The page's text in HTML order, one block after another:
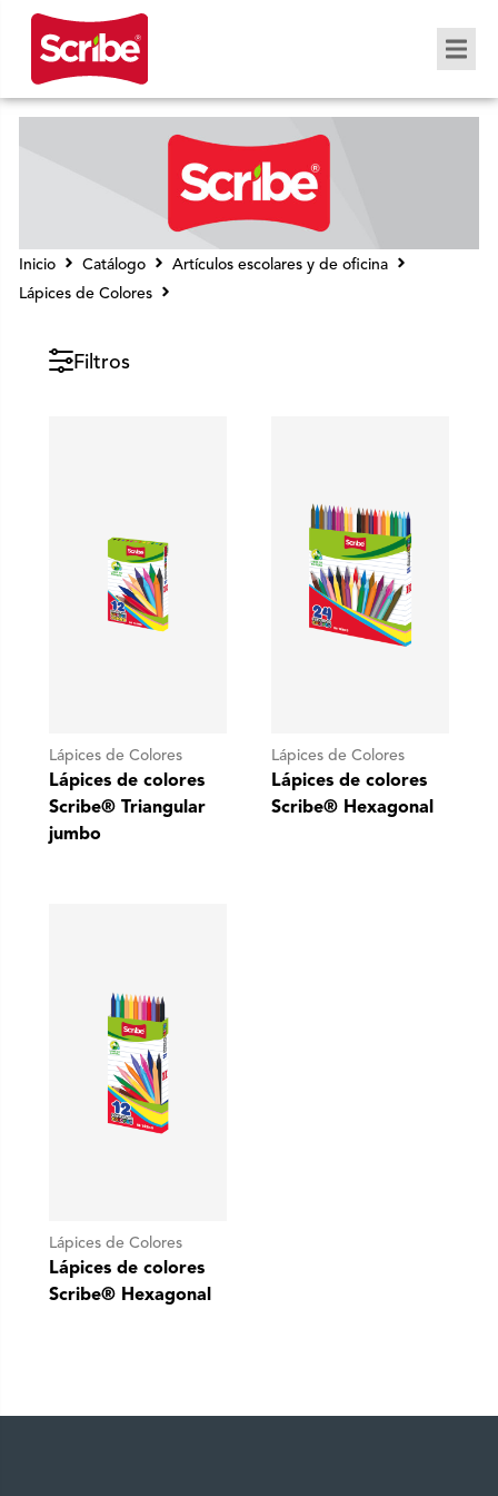
Inicio Catálogo
Artículos escolares y de oficina
Lápices de Colores
Filtros
Lápices de Colores
Lápices de colores
Scribe® Triangular
jumbo
Lápices de Colores
Lápices de colores
Scribe® Hexagonal
Lápices de Colores
Lápices de colores
Scribe® Hexagonal